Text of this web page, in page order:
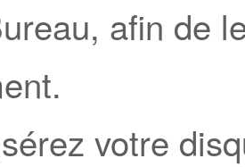
afin de
votre